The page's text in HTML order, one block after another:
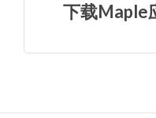
下载Maple